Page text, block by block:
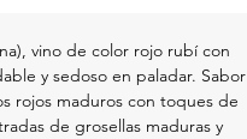
vino de color rojo rubí con
y sedoso en paladar. Sabor
rojos maduros con toques de
de grosellas maduras y